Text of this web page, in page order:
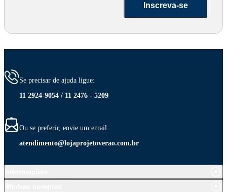
Inscreva-se
Se precisar de ajuda ligue:
11 2924-9054 / 11 2476 - 5209
Ou se preferir, envie um email:
atendimento@lojaprojetoverao.com.br